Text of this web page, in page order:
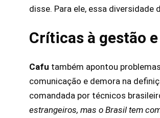
disse. Para ele, essa diversidade
Críticas à gestão
Cafu também apontou
comunicação e demora na
comandada por técnicos
estrangeiros, mas o Brasil tem